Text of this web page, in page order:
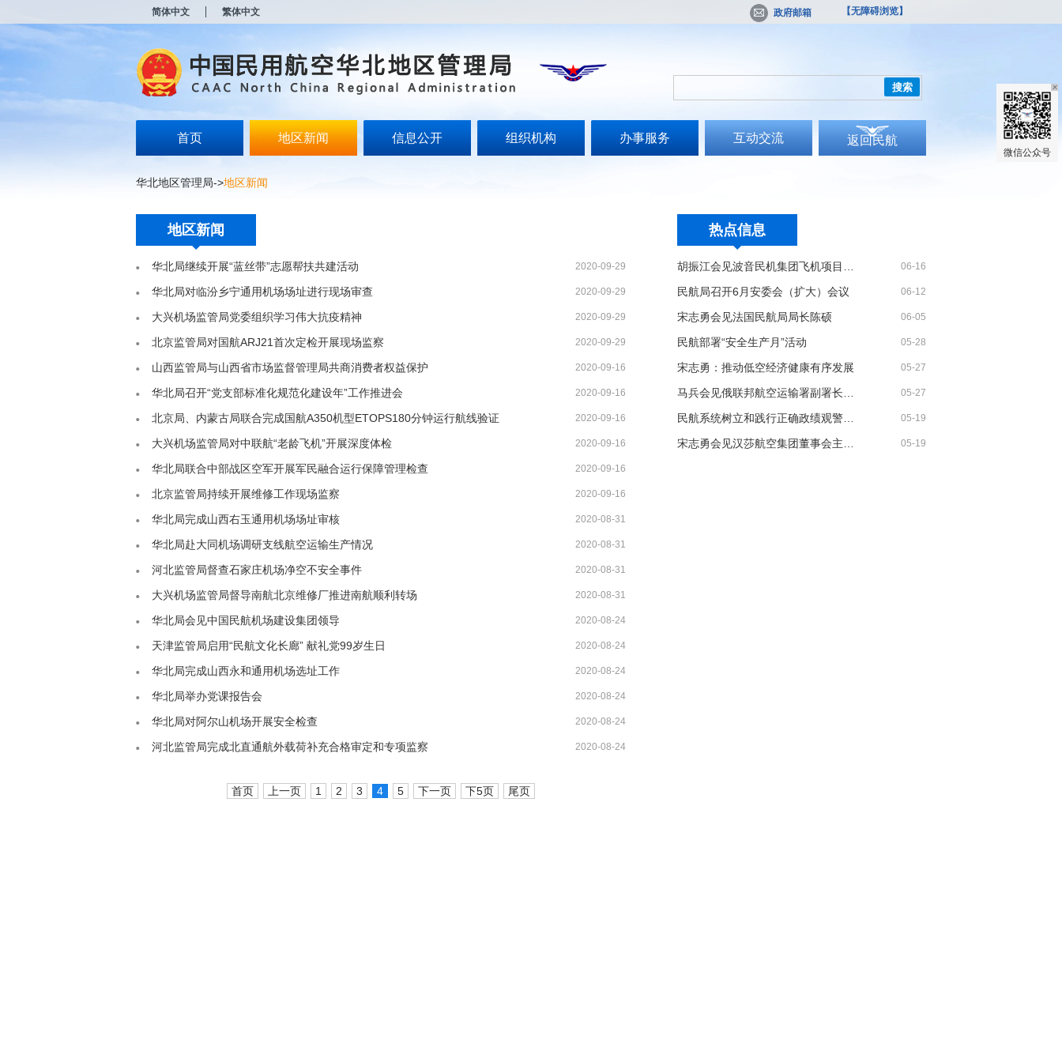
简体中文 繁体中文 政府邮箱 【无障碍浏览】
搜索
首页 地区新闻 信息公开 组织机构 办事服务 互动交流 返回民航
微信公众号
华北地区管理局->地区新闻
热点信息
06-16
民航局召开6月安委会（扩大）会议 06-12
宋志勇会见法国民航局局长陈硕 06-05
民航部署“安全生产月”活动 05-28
宋志勇：推动低空经济健康有序发展 05-27
05-27
05-19
05-19
地区新闻
华北局继续开展“蓝丝带”志愿帮扶共建活动 2020-09-29
华北局对临汾乡宁通用机场场址进行现场审查 2020-09-29
大兴机场监管局党委组织学习伟大抗疫精神 2020-09-29
北京监管局对国航ARJ21首次定检开展现场监察 2020-09-29
山西监管局与山西省市场监督管理局共商消费者权益保护 2020-09-16
华北局召开“党支部标准化规范化建设年”工作推进会 2020-09-16
北京局、内蒙古局联合完成国航A350机型ETOPS180分钟运行航线验证 2020-09-16
大兴机场监管局对中联航“老龄飞机”开展深度体检 2020-09-16
华北局联合中部战区空军开展军民融合运行保障管理检查 2020-09-16
北京监管局持续开展维修工作现场监察 2020-09-16
华北局完成山西右玉通用机场场址审核 2020-08-31
华北局赴大同机场调研支线航空运输生产情况 2020-08-31
河北监管局督查石家庄机场净空不安全事件 2020-08-31
大兴机场监管局督导南航北京维修厂推进南航顺利转场 2020-08-31
华北局会见中国民航机场建设集团领导 2020-08-24
天津监管局启用“民航文化长廊” 献礼党99岁生日 2020-08-24
华北局完成山西永和通用机场选址工作 2020-08-24
华北局举办党课报告会 2020-08-24
华北局对阿尔山机场开展安全检查 2020-08-24
河北监管局完成北直通航外载荷补充合格审定和专项监察 2020-08-24
首页 上一页 1 2 3 4 5 下一页 下5页 尾页
打
无
障